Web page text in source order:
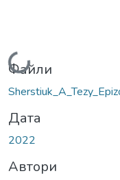
Вантажиться...
Файли
Дата
2022
Автори